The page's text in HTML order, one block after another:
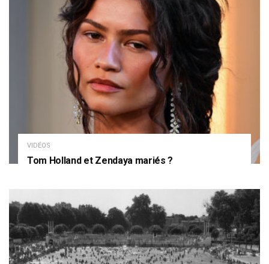
VIDÉOS
Tom Holland et Zendaya mariés ?